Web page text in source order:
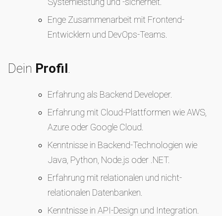
Enge Zusammenarbeit mit Frontend-
Entwicklern und DevOps-Teams.
Dein Profil.
Erfahrung als Backend Developer.
Erfahrung mit Cloud-Plattformen wie AWS,
Azure oder Google Cloud.
Kenntnisse in Backend-Technologien wie
Java, Python, Node.js oder .NET.
Erfahrung mit relationalen und nicht-
relationalen Datenbanken.
Kenntnisse in API-Design und Integration.